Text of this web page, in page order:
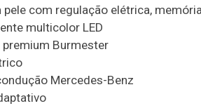
pele com regulação elétrica,
multicolor LED
premium Burmester
Mercedes-Benz